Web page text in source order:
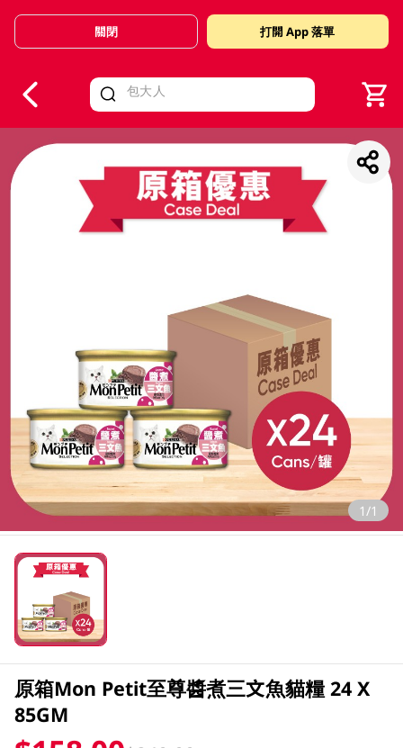
Valid Until 30 June 2026
關閉 打開 App 落單
1/1
原箱Mon Petit至尊醬煮三文魚貓糧 24 X
85GM